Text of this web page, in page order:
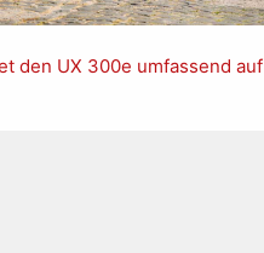
den UX 300e umfassend auf